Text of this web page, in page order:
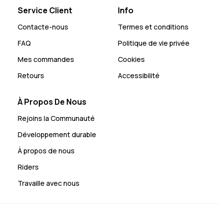
Service Client
Contacte-nous
FAQ
Mes commandes
Retours
Info
Termes et conditions
Politique de vie privée
Cookies
Accessibilité
À Propos De Nous
Rejoins la Communauté
Développement durable
À propos de nous
Riders
Travaille avec nous